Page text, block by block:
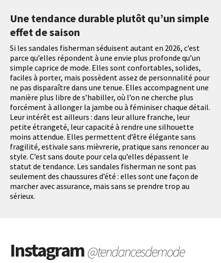
Une tendance durable plutôt qu’un simple
effet de saison
Si les sandales fisherman séduisent autant en 2026, c’est
parce qu’elles répondent à une envie plus profonde qu’un
simple caprice de mode. Elles sont confortables, solides,
faciles à porter, mais possèdent assez de personnalité pour
ne pas disparaître dans une tenue. Elles accompagnent une
manière plus libre de s’habiller, où l’on ne cherche plus
forcément à allonger la jambe ou à féminiser chaque détail.
Leur intérêt est ailleurs : dans leur allure franche, leur
petite étrangeté, leur capacité à rendre une silhouette
moins attendue. Elles permettent d’être élégante sans
fragilité, estivale sans mièvrerie, pratique sans renoncer au
style. C’est sans doute pour cela qu’elles dépassent le
statut de tendance. Les sandales fisherman ne sont pas
seulement des chaussures d’été : elles sont une façon de
marcher avec assurance, mais sans se prendre trop au
sérieux.
Instagram@tendancesdemode